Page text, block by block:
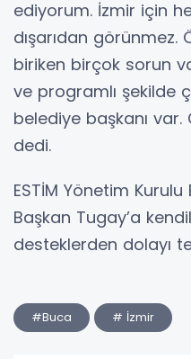
ediyorum. İzmir için
dışarıdan görünmez.
biriken birçok sorun
ve programlı şekilde
belediye başkanı var.
dedi.
ESTİM Yönetim
Başkan Tugay’a
desteklerden dolayı
#Buca # İzmir